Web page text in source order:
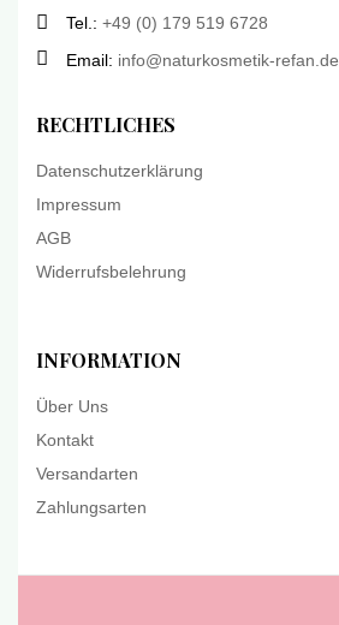
Tel.: +49 (0) 179 519 6728
Email: info@naturkosmetik-refan.de
RECHTLICHES
Datenschutzerklärung
Impressum
AGB
Widerrufsbelehrung
INFORMATION
Über Uns
Kontakt
Versandarten
Zahlungsarten